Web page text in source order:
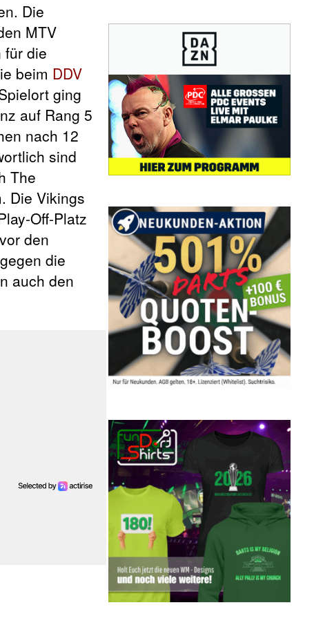
Die
MTV
für die
beim DDV
ging
auf Rang 5
nach 12
sind
The
Die Vikings
Off-Platz
den
die
auch den